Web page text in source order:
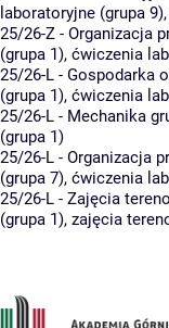
laboratoryjne (grupa 9),
25/26-Z - Organizacja
(grupa 1), ćwiczenia
25/26-L - Gospodarka
(grupa 1), ćwiczenia
25/26-L - Mechanika
(grupa 1)
25/26-L - Organizacja
(grupa 7), ćwiczenia
25/26-L - Zajęcia
(grupa 1), zajęcia